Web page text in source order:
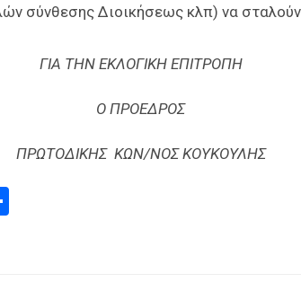
σύνθεσης Διοικήσεως κλπ) να
ΓΙΑ ΤΗΝ ΕΚΛΟΓΙΚΗ ΕΠΙΤΡΟΠΗ
Ο ΠΡΟΕΔΡΟΣ
ΠΡΩΤΟΔΙΚΗΣ ΚΩΝ/ΝΟΣ ΚΟΥΚΟΥΛΗΣ